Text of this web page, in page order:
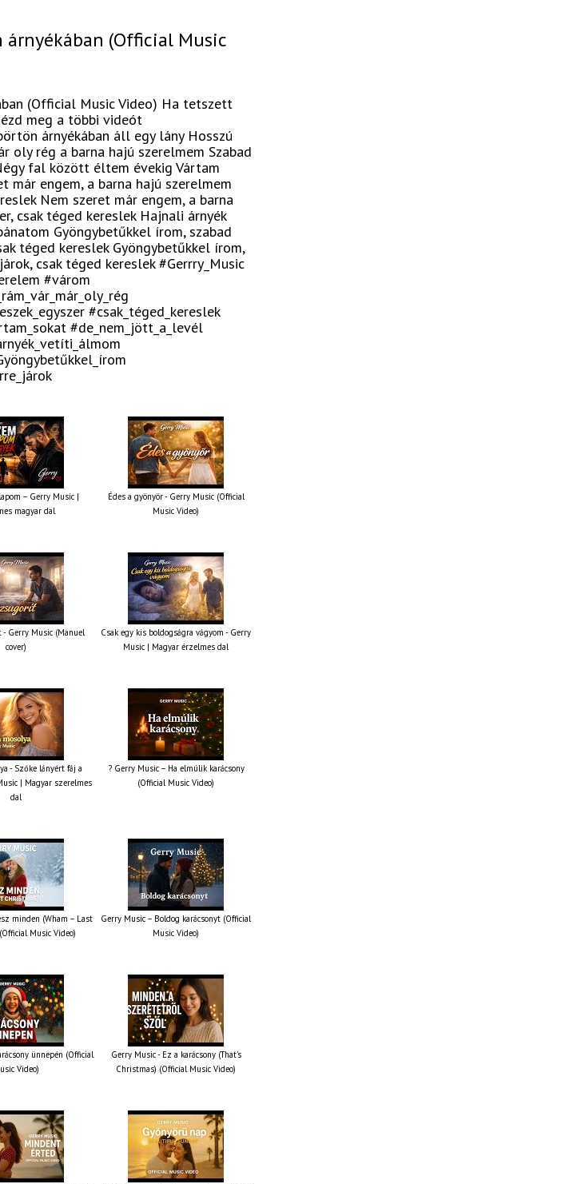
árnyékában (Official Music
(Official Music Video) Ha tetszett
meg a többi videót
árnyékában áll egy lány Hosszú
oly rég a barna hajú szerelmem Szabad
fal között éltem évekig Vártam
engem, a barna hajú szerelmem
Nem szeret már engem, a barna
csak téged kereslek Hajnali árnyék
Gyöngybetűkkel írom, szabad
téged kereslek Gyöngybetűkkel írom,
csak téged kereslek #Gerrry_Music
#várom
#csak_téged_kereslek
#de_nem_jött_a_levél
– Gerry Music |
magyar dal
Édes a gyönyör - Gerry Music (Official
Music Video)
- Gerry Music (Manuel
cover)
Csak egy kis boldogságra vágyom - Gerry
Music | Magyar érzelmes dal
- Szőke lányért fáj a
| Magyar szerelmes
dal
? Gerry Music – Ha elmúlik karácsony
(Official Music Video)
minden (Wham – Last
Music Video)
Gerry Music – Boldog karácsonyt (Official
Music Video)
ünnepén (Official
Video)
Gerry Music - Ez a karácsony (That's
Christmas) (Official Music Video)